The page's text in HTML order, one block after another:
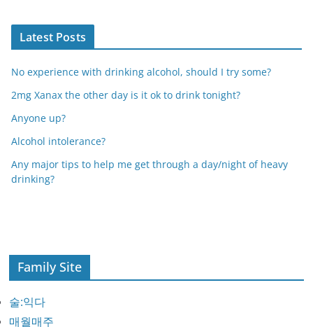
Latest Posts
No experience with drinking alcohol, should I try some?
2mg Xanax the other day is it ok to drink tonight?
Anyone up?
Alcohol intolerance?
Any major tips to help me get through a day/night of heavy
drinking?
Family Site
술:익다
매월매주